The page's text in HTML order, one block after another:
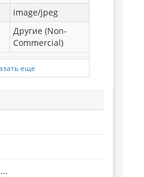
image/jpeg
Другие (Non-
Commercial)
еще